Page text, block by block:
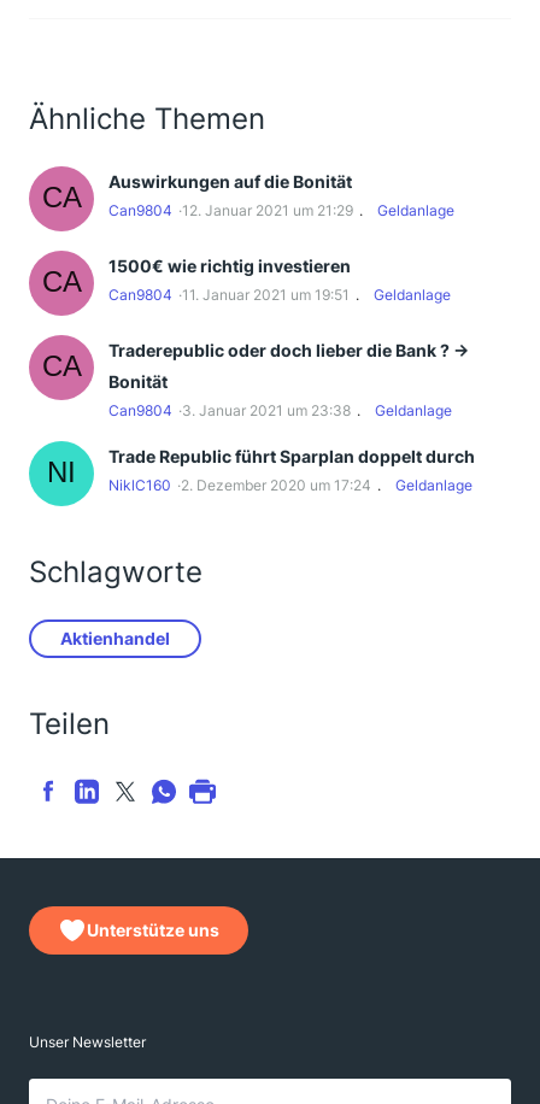
Ähnliche Themen
Auswirkungen auf die Bonität
Can9804 12. Januar 2021 um 21:29 Geldanlage
1500€ wie richtig investieren
Can9804 11. Januar 2021 um 19:51 Geldanlage
Traderepublic oder doch lieber die Bank ? ->
Bonität
Can9804 3. Januar 2021 um 23:38 Geldanlage
Trade Republic führt Sparplan doppelt durch
NiklC160 2. Dezember 2020 um 17:24 Geldanlage
Schlagworte
Aktienhandel
Teilen
Unterstütze uns